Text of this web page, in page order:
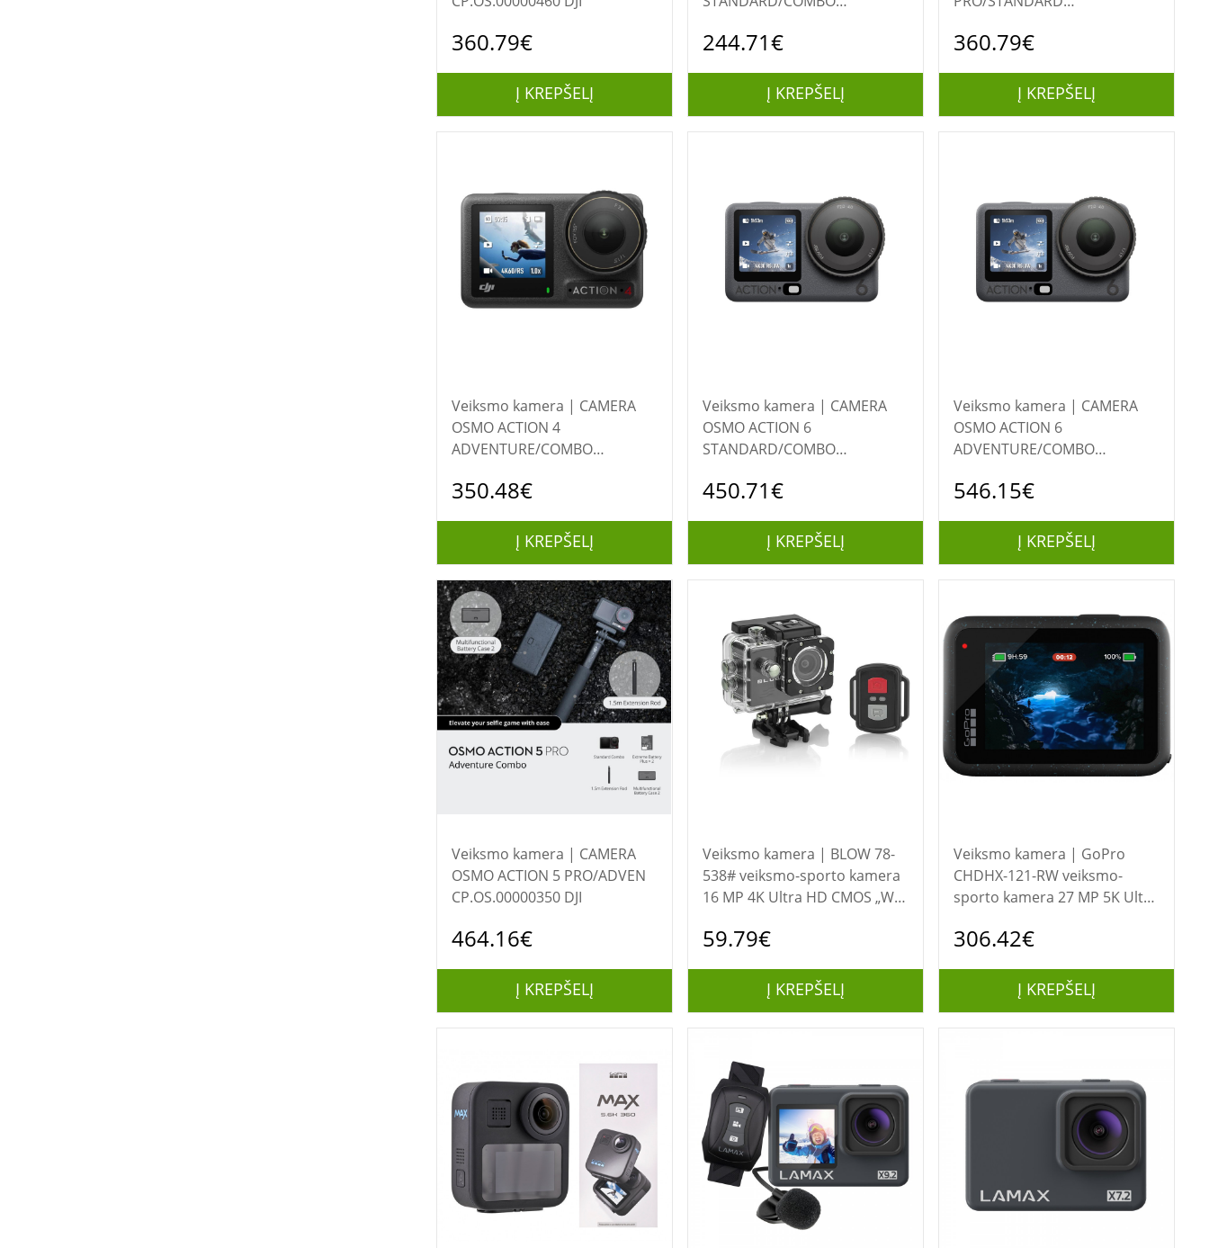
360.79€
Į KREPŠELĮ
244.71€
Į KREPŠELĮ
360.79€
Į KREPŠELĮ
Veiksmo kamera | CAMERA
OSMO ACTION 4
ADVENTURE/COMBO
350.48€
Į KREPŠELĮ
Veiksmo kamera | CAMERA
OSMO ACTION 6
STANDARD/COMBO
450.71€
Į KREPŠELĮ
Veiksmo kamera | CAMERA
OSMO ACTION 6
ADVENTURE/COMBO
546.15€
Į KREPŠELĮ
Veiksmo kamera | CAMERA
OSMO ACTION 5 PRO/ADVEN
CP.OS.00000350 DJI
464.16€
Į KREPŠELĮ
Veiksmo kamera | BLOW 78-
538# veiksmo-sporto kamera
16 MP 4K Ultra HD CMOS „Wi-
59.79€
Į KREPŠELĮ
Veiksmo kamera | GoPro
CHDHX-121-RW veiksmo-
sporto kamera 27 MP 5K Ultra
1.9") „Wi-Fi“ 121 g
306.42€
Į KREPŠELĮ